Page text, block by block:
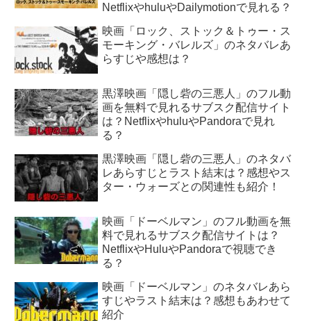
NetflixやhuluやDailymotionで見れる？
映画「ロック、ストック＆トゥー・ス
モーキング・バレルズ」のネタバレあ
らすじや感想は？
黒澤映画「隠し砦の三悪人」のフル動
画を無料で見れるサブスク配信サイト
は？NetflixやhuluやPandoraで見れ
る？
黒澤映画「隠し砦の三悪人」のネタバ
レあらすじとラスト結末は？感想やス
ター・ウォーズとの関連性も紹介！
映画「ドーベルマン」のフル動画を無
料で見れるサブスク配信サイトは？
NetflixやHuluやPandoraで視聴でき
る？
映画「ドーベルマン」のネタバレあら
すじやラスト結末は？感想もあわせて
紹介